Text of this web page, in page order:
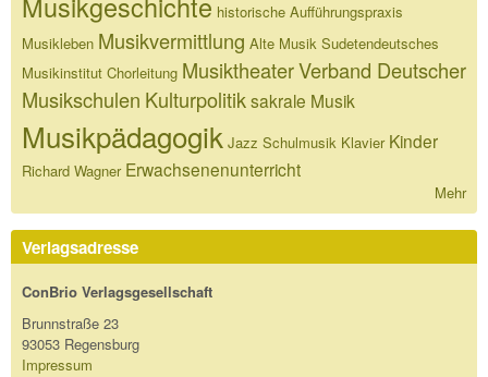
historische Aufführungspraxis
Musikleben Musikvermittlung Alte Musik Sudetendeutsches
Musikinstitut Chorleitung MusiktheaterVerband Deutscher
Musikschulen Kulturpolitiksakrale Musik
Musikpädagogik Jazz Schulmusik Klavier Kinder
Richard Wagner Erwachsenenunterricht
Mehr
Verlagsadresse
ConBrio Verlagsgesellschaft
Brunnstraße 23
93053 Regensburg
Impressum